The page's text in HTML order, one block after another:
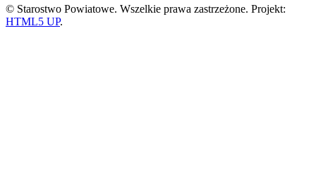
© Starostwo Powiatowe. Wszelkie prawa zastrzeżone. Projekt:
HTML5 UP.